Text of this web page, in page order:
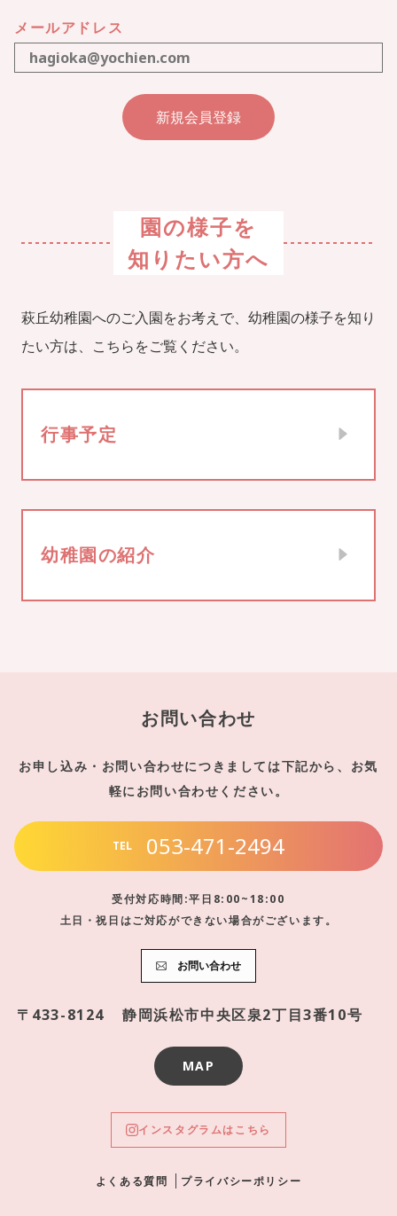
メールアドレス
園の様子を
知りたい方へ
萩丘幼稚園へのご入園をお考えで、幼稚園の様子を知り
たい方は、こちらをご覧ください。
行事予定
幼稚園の紹介
お問い合わせ
お申し込み・お問い合わせにつきましては下記から、お気
軽にお問い合わせください。
TEL 053-471-2494
受付対応時間:平日8:00~18:00
土日・祝日はご対応ができない場合がございます。
お問い合わせ
〒433-8124 静岡浜松市中央区泉2丁目3番10号
MAP
インスタグラムはこちら
よくある質問 プライバシーポリシー